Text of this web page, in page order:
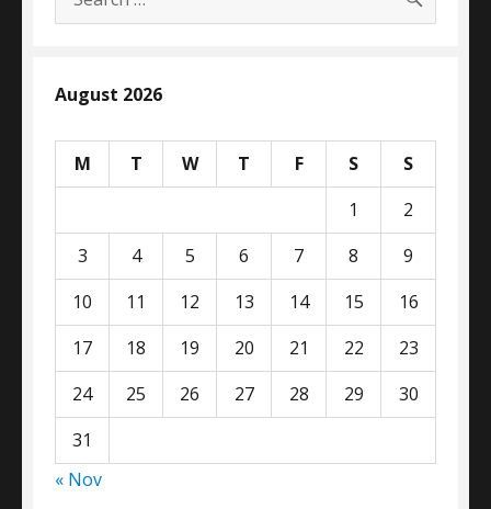
for:
August 2026
M T W T F S
S
1
2
3
4 5 6 7 8
9
10
11 12 13 14 15
16
17
18 19 20 21 22
23
24
25 26 27 28 29
30
31
« Nov